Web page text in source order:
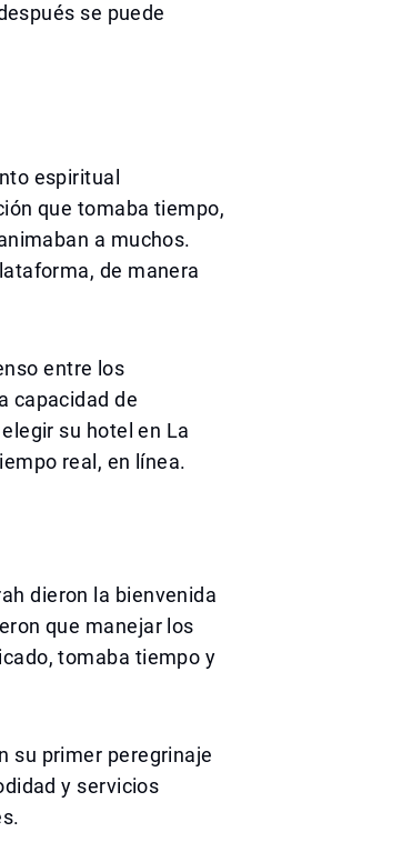
se puede
espiritual
que tomaba tiempo,
a muchos.
de manera
entre los
capacidad de
su hotel en La
real, en línea.
dieron la bienvenida
que manejar los
tomaba tiempo y
su primer peregrinaje
y servicios